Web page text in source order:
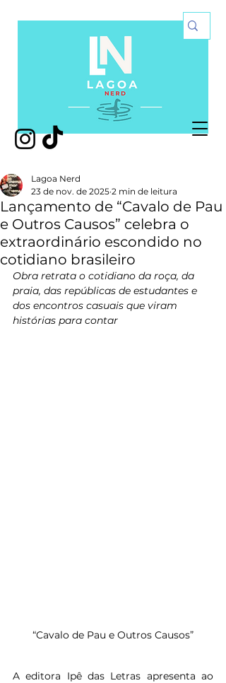
Lançamento de “Cavalo de Pau
e Outros Causos” celebra o
extraordinário escondido no
cotidiano brasileiro
Lagoa Nerd
23 de nov. de 2025 2 min de leitura
Obra retrata o cotidiano da roça, da
praia, das repúblicas de estudantes e
dos encontros casuais que viram
histórias para contar
“Cavalo de Pau e Outros Causos”
A editora Ipê das Letras apresenta ao